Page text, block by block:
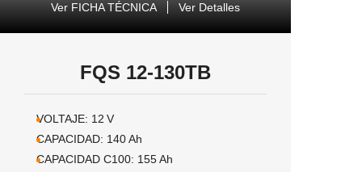
Ver FICHA TÉCNICA Ver Detalles
FQS 12-130TB
VOLTAJE: 12 V
CAPACIDAD: 140Ah
CAPACIDAD C100: 155Ah